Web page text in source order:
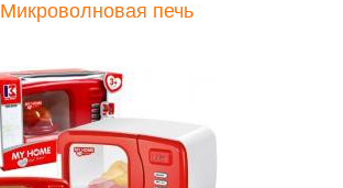
Микроволновая печь